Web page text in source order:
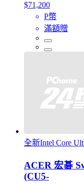
$71,200
P幣
滿額贈
全新Intel Core
ACER 宏碁
(CU5-